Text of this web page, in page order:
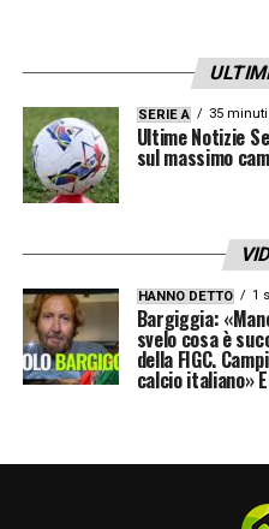
SERIE A 35
Ultime Notizie
sul massimo
HANNO DETTO 1
Bargiggia:
svelo cosa è
della FIGC.
calcio italiano»